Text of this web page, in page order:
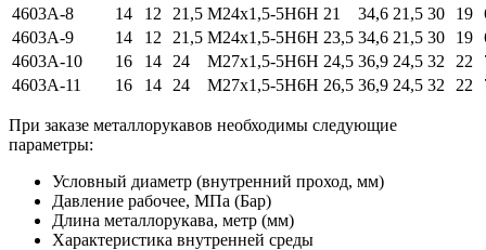
4603А-8
14 12 21,5 М24х1,5-5Н6Н 21 34,6 21,5 30 19
4603А-9
14 12 21,5 М24х1,5-5Н6Н 23,5 34,6 21,5 30 19
4603А-10
16 14 24 М27х1,5-5Н6Н 24,5 36,9 24,5 32 22
4603А-11
16 14 24 М27х1,5-5Н6Н 26,5 36,9 24,5 32 22
При заказе металлорукавов необходимы следующие
параметры:
Условный диаметр (внутренний проход, мм)
Давление рабочее, МПа (Бар)
Длина металлорукава, метр (мм)
Характеристика внутренней среды